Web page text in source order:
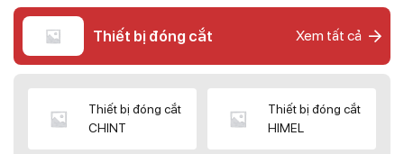
Thiết bị đóng cắt Xem tất cả
Thiết bị đóng cắt
CHINT
Thiết bị đóng cắt
HIMEL